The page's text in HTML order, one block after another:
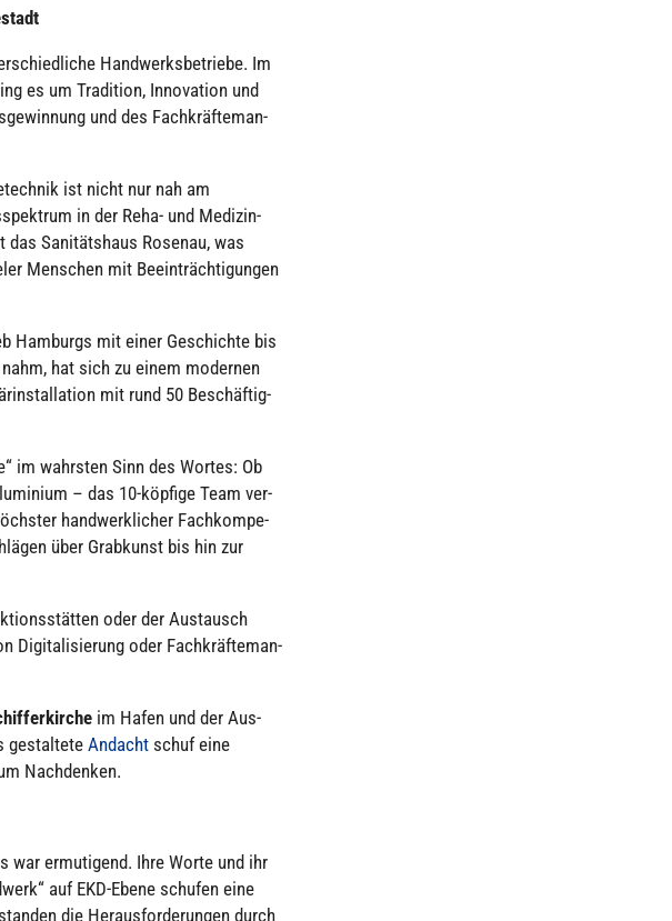
Hand­werks­be­triebe. Im
es um Tra­di­tion, Inno­va­tion und
und des Fach­kräf­te­man­
ist nicht nur nah am
in der Reha- und Medi­zin­
Sani­täts­haus Rosenau, was
Menschen mit Beein­träch­ti­gun­gen
Hamburgs mit einer Geschichte bis
hat sich zu einem modernen
mit rund 50 Beschäf­tig­
im wahrsten Sinn des Wortes: Ob
– das 10-köpfige Team ver­
hand­werk­li­cher Fach­kom­pe­
über Grab­kunst bis hin zur
oder der Aus­tausch
Digi­ta­li­sie­rung oder Fach­kräf­te­man­
im Hafen und der Aus­
gestal­teteAndacht schuf eine
Nach­den­ken.
war ermu­ti­gend. Ihre Worte und ihr
auf EKD-Ebene schufen eine
die Her­aus­for­de­run­gen durch